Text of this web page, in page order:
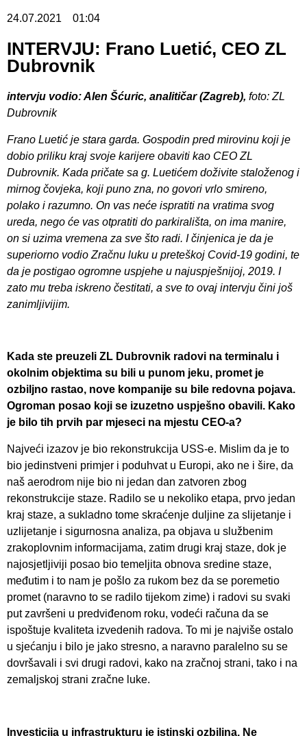
24.07.2021 01:04
INTERVJU: Frano Luetić, CEO ZL
Dubrovnik
intervju vodio: Alen Šćuric, analitičar (Zagreb), foto: ZL
Dubrovnik
Frano Luetić je stara garda. Gospodin pred mirovinu koji je
dobio priliku kraj svoje karijere obaviti kao CEO ZL
Dubrovnik. Kada pričate sa g. Luetićem doživite staloženog i
mirnog čovjeka, koji puno zna, no govori vrlo smireno,
polako i razumno. On vas neće ispratiti na vratima svog
ureda, nego će vas otpratiti do parkirališta, on ima manire,
on si uzima vremena za sve što radi. I činjenica je da je
superiorno vodio Zračnu luku u preteškoj Covid-19 godini, te
da je postigao ogromne uspjehe u najuspješnijoj, 2019. I
zato mu treba iskreno čestitati, a sve to ovaj intervju čini još
zanimljivijim.
Kada ste preuzeli ZL Dubrovnik radovi na terminalu i
okolnim objektima su bili u punom jeku, promet je
ozbiljno rastao, nove kompanije su bile redovna pojava.
Ogroman posao koji se izuzetno uspješno obavili. Kako
je bilo tih prvih par mjeseci na mjestu CEO-a?
Najveći izazov je bio rekonstrukcija USS-e. Mislim da je to
bio jedinstveni primjer i poduhvat u Europi, ako ne i šire, da
naš aerodrom nije bio ni jedan dan zatvoren zbog
rekonstrukcije staze. Radilo se u nekoliko etapa, prvo jedan
kraj staze, a sukladno tome skraćenje duljine za slijetanje i
uzlijetanje i sigurnosna analiza, pa objava u službenim
zrakoplovnim informacijama, zatim drugi kraj staze, dok je
najosjetljiviji posao bio temeljita obnova sredine staze,
međutim i to nam je pošlo za rukom bez da se poremetio
promet (naravno to se radilo tijekom zime) i radovi su svaki
put završeni u predviđenom roku, vodeći računa da se
ispoštuje kvaliteta izvedenih radova. To mi je najviše ostalo
u sjećanju i bilo je jako stresno, a naravno paralelno su se
dovršavali i svi drugi radovi, kako na zračnoj strani, tako i na
zemaljskoj strani zračne luke.
Investicija u infrastrukturu je istinski ozbiljna. Ne